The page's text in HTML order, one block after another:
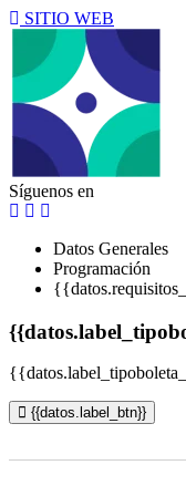
SITIO WEB
Síguenos en
Datos Generales
Programación
{{datos.label_btn}}